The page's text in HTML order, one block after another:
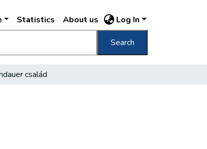
Statistics About us Log In
Search
család